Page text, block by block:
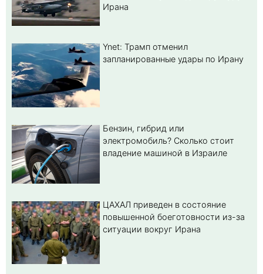
Ирана
Ynet: Трамп отменил
запланированные удары по Ирану
Бензин, гибрид или
электромобиль? Cколько стоит
владение машиной в Израиле
ЦАХАЛ приведен в состояние
повышенной боеготовности из-за
ситуации вокруг Ирана